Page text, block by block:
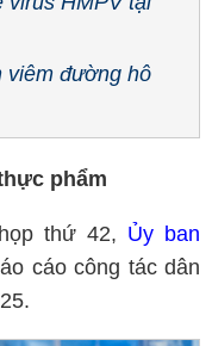
viêm đường hô
phẩm
thứ 42, Ủy ban
cáo công tác dân